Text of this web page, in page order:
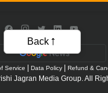
Service Data Policy Refund &
Jagran Media Group. All
Back